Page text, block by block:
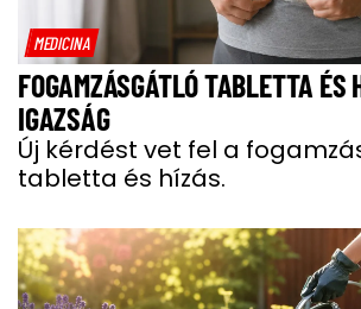
MEDICINA
FOGAMZÁSGÁTLÓ TABLETTA
IGAZSÁG
Új kérdést vet fel a
tabletta és hízás.